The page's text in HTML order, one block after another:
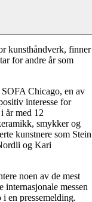
kunsthåndverk, finner
for andre år som
Chicago, en av
interesse for
år med 12
smykker og
kunstnere som Stein
og Kari
noen av de mest
internasjonale messen
en pressemelding.